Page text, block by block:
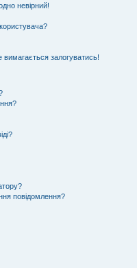
невірний!
залогуватись!
повідомлення?